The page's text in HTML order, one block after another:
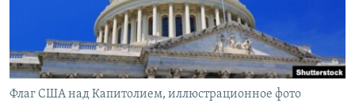
ПОБЕДИТЕЛЕЙ НЕ СУДЯТ?
КРЫМ.НЕПОКОРЕННЫЙ
ELIFBE
УКРАИНСКАЯ ПРОБЛЕМА КРЫМА
ПРИСОЕДИНЯЙТЕСЬ!
Флаг США над Капитолием, иллюстрационное фото